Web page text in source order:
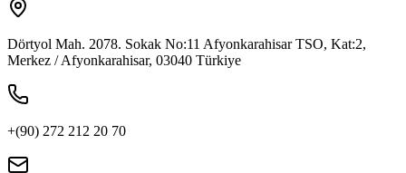
Dörtyol Mah. 2078. Sokak No:11 Afyonkarahisar TSO, Kat:2,
Merkez / Afyonkarahisar, 03040 Türkiye
+(90) 272 212 20 70